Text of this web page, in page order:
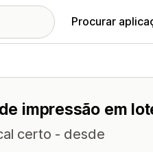
Procurar
impressão em
certo - desde